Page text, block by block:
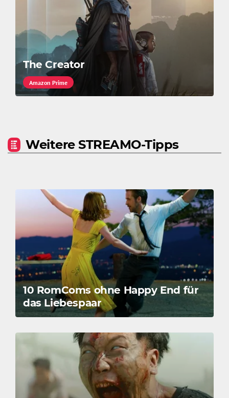
The Creator
Amazon Prime
Weitere STREAMO-Tipps
10 RomComs ohne Happy End für
das Liebespaar